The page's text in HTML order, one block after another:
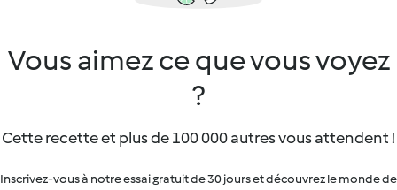
Vous aimez ce que vous voyez
?
Cette recette et plus de 100 000 autres vous attendent !
Inscrivez-vous à notre essai gratuit de 30 jours et découvrez le monde de